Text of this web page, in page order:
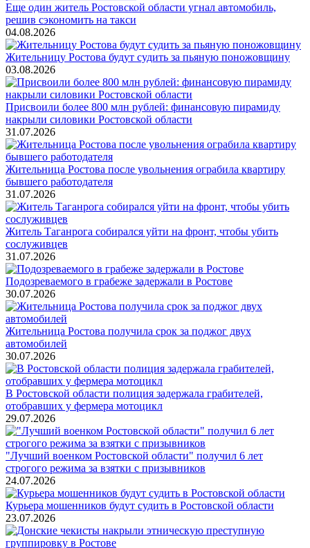
Еще один житель Ростовской области угнал автомобиль,
решив сэкономить на такси
04.08.2026
Жительницу Ростова будут судить за пьяную поножовщину
03.08.2026
Присвоили более 800 млн рублей: финансовую пирамиду
накрыли силовики Ростовской области
31.07.2026
Жительница Ростова после увольнения ограбила квартиру
бывшего работодателя
31.07.2026
Житель Таганрога собирался уйти на фронт, чтобы убить
сослуживцев
31.07.2026
Подозреваемого в грабеже задержали в Ростове
30.07.2026
Жительница Ростова получила срок за поджог двух
автомобилей
30.07.2026
В Ростовской области полиция задержала грабителей,
отобравших у фермера мотоцикл
29.07.2026
"Лучший военком Ростовской области" получил 6 лет
строгого режима за взятки с призывников
24.07.2026
Курьера мошенников будут судить в Ростовской области
23.07.2026